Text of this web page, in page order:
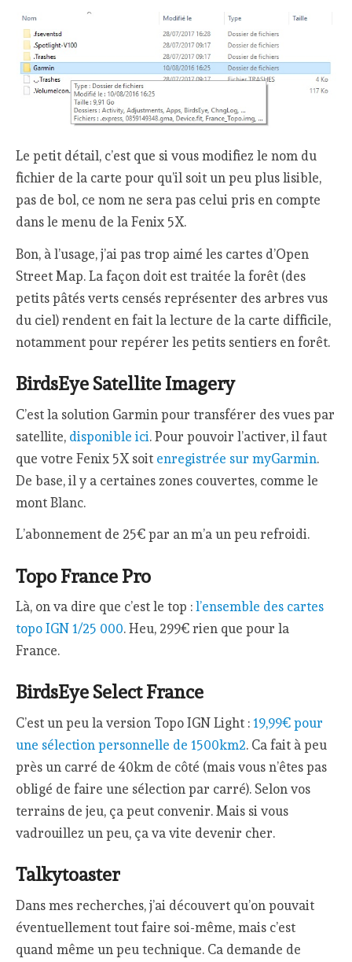
Le petit détail, c’est que si vous modifiez le nom du
fichier de la carte pour qu’il soit un peu plus lisible,
pas de bol, ce nom ne sera pas celui pris en compte
dans le menu de la Fenix 5X.
Bon, à l’usage, j’ai pas trop aimé les cartes d’Open
Street Map. La façon doit est traitée la forêt (des
petits pâtés verts censés représenter des arbres vus
du ciel) rendent en fait la lecture de la carte difficile,
notamment pour repérer les petits sentiers en forêt.
BirdsEye Satellite Imagery
C’est la solution Garmin pour transférer des vues par
satellite, disponible ici. Pour pouvoir l’activer, il faut
que votre Fenix 5X soit enregistrée sur myGarmin.
De base, il y a certaines zones couvertes, comme le
mont Blanc.
L’abonnement de 25€ par an m’a un peu refroidi.
Topo France Pro
Là, on va dire que c’est le top :l’ensemble des cartes
topo IGN 1/25 000. Heu, 299€ rien que pour la
France.
BirdsEye Select France
C’est un peu la version Topo IGN Light : 19,99€ pour
une sélection personnelle de 1500km2. Ca fait à peu
près un carré de 40km de côté (mais vous n’êtes pas
obligé de faire une sélection par carré). Selon vos
terrains de jeu, ça peut convenir. Mais si vous
vadrouillez un peu, ça va vite devenir cher.
Talkytoaster
Dans mes recherches, j’ai découvert qu’on pouvait
éventuellement tout faire soi-même, mais c’est
quand même un peu technique. Ca demande de